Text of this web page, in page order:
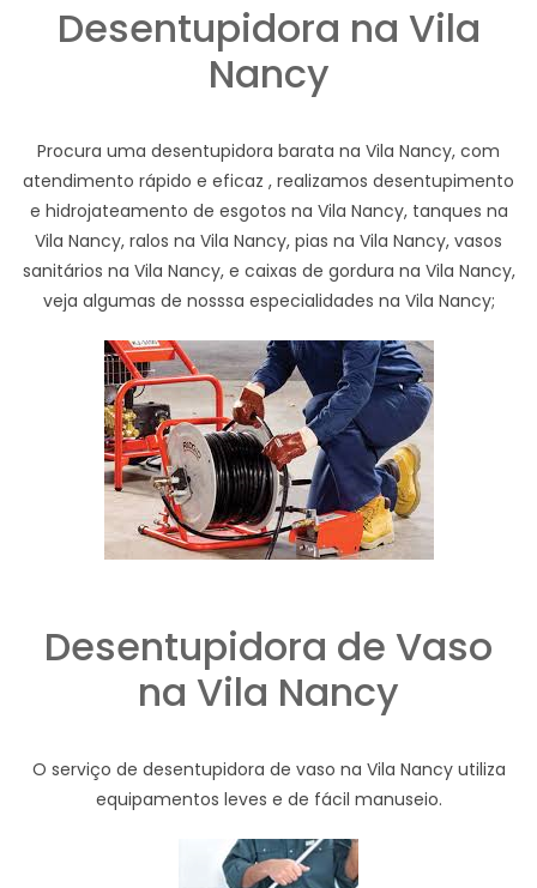
Desentupidora na Vila
Nancy
Procura uma desentupidora barata na Vila Nancy, com
atendimento rápido e eficaz , realizamos desentupimento
e hidrojateamento de esgotos na Vila Nancy, tanques na
Vila Nancy, ralos na Vila Nancy, pias na Vila Nancy, vasos
sanitários na Vila Nancy, e caixas de gordura na Vila Nancy,
veja algumas de nosssa especialidades na Vila Nancy;
Desentupidora de Vaso
na Vila Nancy
O serviço de desentupidora de vaso na Vila Nancy utiliza
equipamentos leves e de fácil manuseio.